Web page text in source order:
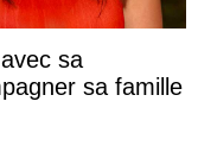
sa
sa famille